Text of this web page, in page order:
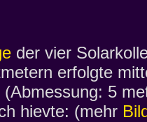
der vier
erfolgte
(Abmessung: 5
hievte: (mehr